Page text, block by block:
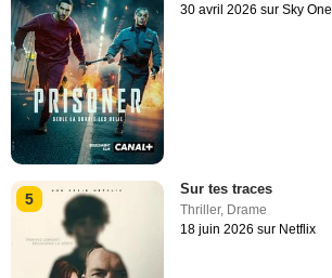
30 avril 2026 sur Sky One
5
Sur tes traces
Thriller, Drame
18 juin 2026 sur Netflix